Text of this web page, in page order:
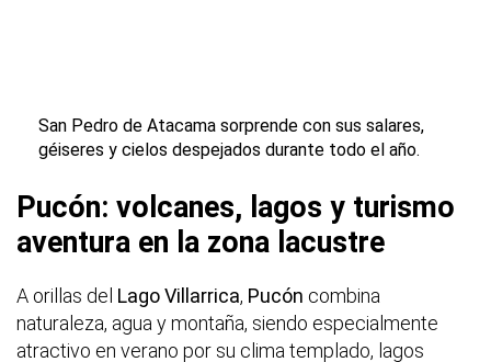
San Pedro de Atacama sorprende con sus salares,
géiseres y cielos despejados durante todo el año.
Pucón: volcanes, lagos y turismo
aventura en la zona lacustre
A orillas del Lago Villarrica, Pucón combina
naturaleza, agua y montaña, siendo especialmente
atractivo en verano por su clima templado, lagos